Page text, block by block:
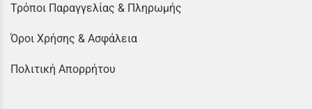
Τρόποι Παραγγελίας & Πληρωμής
Όροι Χρήσης & Ασφάλεια
Πολιτική Απορρήτου